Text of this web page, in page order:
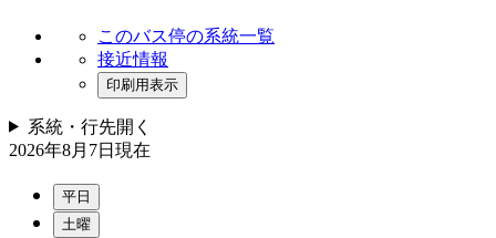
このバス停の系統一覧
接近情報
印刷用表示
系統・行先開く
2026年8月7日 現在
平日
土曜